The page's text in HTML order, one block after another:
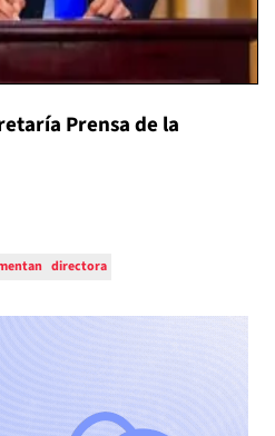
Prensa de la
directora